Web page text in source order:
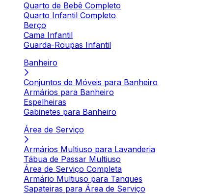
Quarto de Bebê Completo
Quarto Infantil Completo
Berço
Cama Infantil
Guarda-Roupas Infantil
Banheiro
Conjuntos de Móveis para Banheiro
Armários para Banheiro
Espelheiras
Gabinetes para Banheiro
Área de Serviço
Armários Multiuso para Lavanderia
Tábua de Passar Multiuso
Área de Serviço Completa
Armário Multiuso para Tanques
Sapateiras para Área de Serviço